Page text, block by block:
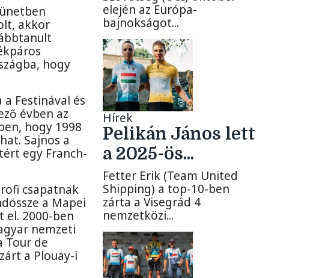
akkor
hogy
Festinával és
évben az
hogy 1998
Sajnos a
egy Franch-
csapatnak
a Mapei
2000-ben
nemzeti
Tour de
a Plouay-i
elején az Európa-
bajnokságot...
Hírek
Pelikán János lett
a 2025-ös...
Fetter Erik (Team United
Shipping) a top-10-ben
zárta a Visegrád 4
nemzetközi...